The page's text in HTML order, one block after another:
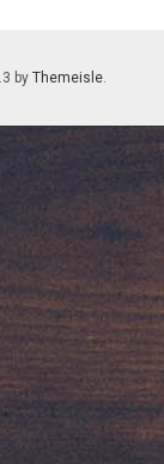
by Themeisle.